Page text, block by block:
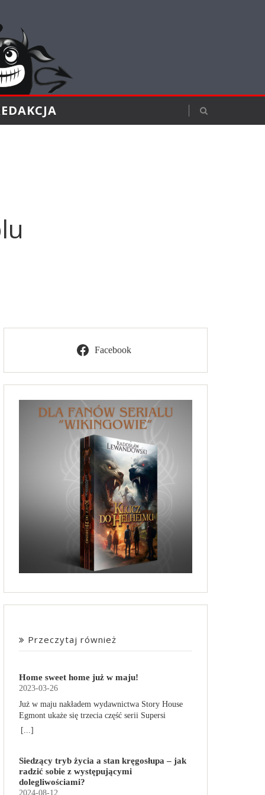
Facebook
Przeczytaj również
Home sweet home już w maju!
2023-03-26
Już w maju nakładem wydawnictwa Story House
Egmont ukaże się trzecia część serii Supersi
scenarzysty Frederic Maupome. Ten tom nosi tytuł
obdarzone supermocami i wspomagane przez
robota o imieniu Al. Są rozdarte między chęcią
prowadzenia normalnego życia wśród ludzi a
[...]
Siedzący tryb życia a stan kręgosłupa – jak
radzić sobie z występującymi
dolegliwościami?
2024-08-12